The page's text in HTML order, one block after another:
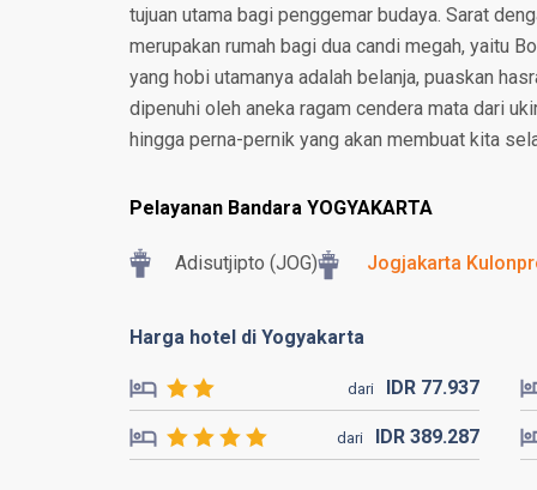
tujuan utama bagi penggemar budaya. Sarat
merupakan rumah bagi dua candi megah, yaitu
yang hobi utamanya adalah belanja, puaskan
dipenuhi oleh aneka ragam cendera mata dari
hingga perna-pernik yang akan membuat kita
Pelayanan Bandara YOGYAKARTA
Adisutjipto (JOG) Jogjakarta
Harga hotel di Yogyakarta
dari IDR 77.937
dari IDR 389.287